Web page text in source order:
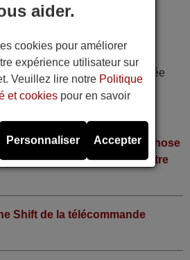
type AAA
AAA LR06 tension 1,5 V utilisée
de télécommandes.
dois-je faire quelque chose
elle directement sans y mettre
Shift de la télécommande
aider.
cookies pour améliorer
expérience utilisateur sur
Veuillez lire notre Politique
et cookies pour en savoir
Personnaliser Accepter